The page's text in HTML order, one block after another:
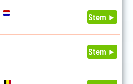
Stem ►
Stem ►